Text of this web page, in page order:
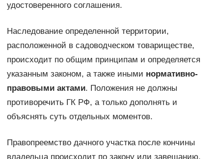
удостоверенного соглашения.
Наследование определенной территории,
расположенной в садоводческом товариществе,
происходит по общим принципам и определяется
указанным законом, а также иными нормативно-
правовыми актами. Положения не должны
противоречить ГК РФ, а только дополнять и
объяснять суть отдельных моментов.
Правопреемство дачного участка после кончины
владельца происходит по закону или завещанию.